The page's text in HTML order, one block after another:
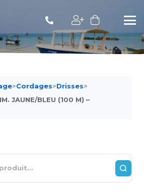
>Cordages>Drisses>
JAUNE/BLEU (100 M) –